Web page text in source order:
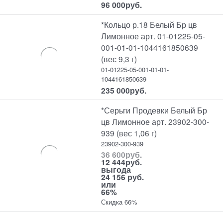
96 000руб.
*Кольцо р.18 Белый Бр цв
Лимонное арт. 01-01225-05-
001-01-01-1044161850639
(вес 9,3 г)
01-01225-05-001-01-01-
1044161850639
235 000руб.
*Серьги Продевки Белый Бр
цв Лимонное арт. 23902-300-
939 (вес 1,06 г)
23902-300-939
36 600руб.
12 444руб.
выгода
24 156 руб.
или
66%
Скидка 66%